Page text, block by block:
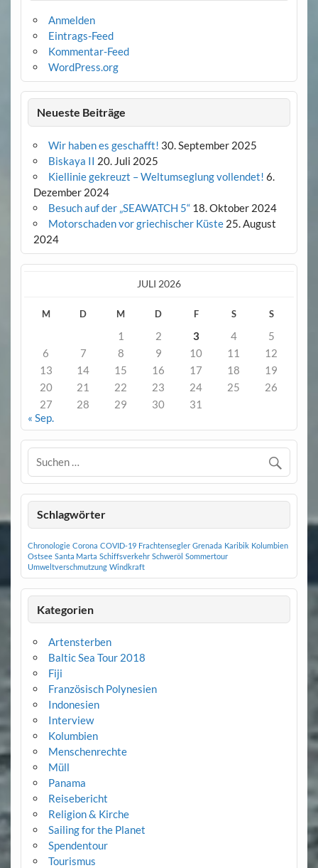
Anmelden
Eintrags-Feed
Kommentar-Feed
WordPress.org
Neueste Beiträge
Wir haben es geschafft! 30. September 2025
Biskaya II 20. Juli 2025
Kiellinie gekreuzt – Weltumseglung vollendet! 6.
Dezember 2024
Besuch auf der „SEAWATCH 5“ 18. Oktober 2024
Motorschaden vor griechischer Küste 25. August
2024
JULI 2026
M D M D F S S
1 2 3 4
5
6
7 8 9 10 11
12
13
14 15 16 17 18
19
20
21 22 23 24 25
26
27
28 29 30
31
« Sep.
Schlagwörter
Chronologie Corona COVID-19 Frachtensegler Grenada Karibik Kolumbien
Ostsee Santa Marta Schiffsverkehr Schweröl Sommertour
Umweltverschmutzung Windkraft
Kategorien
Artensterben
Baltic Sea Tour 2018
Fiji
Französisch Polynesien
Indonesien
Interview
Kolumbien
Menschenrechte
Müll
Panama
Reisebericht
Religion & Kirche
Sailing for the Planet
Spendentour
Tourismus